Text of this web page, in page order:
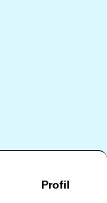
Profil